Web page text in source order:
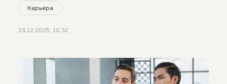
Карьера
23.12.2025, 10:32